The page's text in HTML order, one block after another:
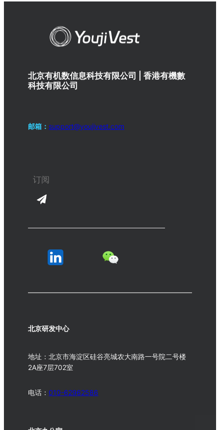
北京有机数信息科技有限公司 | 香港有機數
科技有限公司
邮箱： support@youjivest.com
北京研发中心
地址：北京市海淀区硅谷亮城农大南路一号院二号楼
2A座7层702室
电话：010-62962586